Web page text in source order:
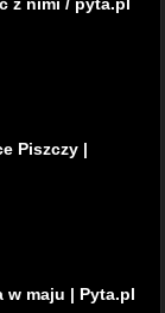
Piszczy |
w maju | Pyta.pl